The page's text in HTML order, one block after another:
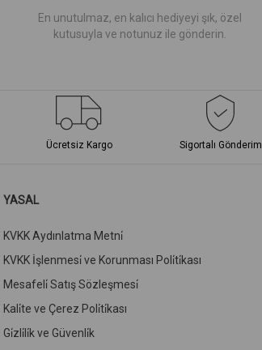
En unutulmaz, en kalıcı hediyeyi şık, özel
kutusuyla ve notunuz ile gönderin.
Ücretsiz Kargo Sigortalı Gönderim
YASAL
KVKK Aydınlatma Metni̇
KVKK İşlenmesi̇ ve Korunması Poli̇ti̇kası
Mesafeli̇ Satış Sözleşmesi̇
Kali̇te ve Çerez Poli̇ti̇kası
Gi̇zli̇li̇k ve Güvenli̇k